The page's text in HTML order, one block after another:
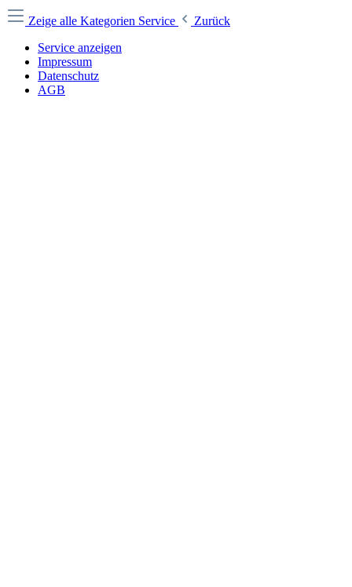
Zeige alle Kategorien Service
Zurück
Service anzeigen
Impressum
Datenschutz
AGB